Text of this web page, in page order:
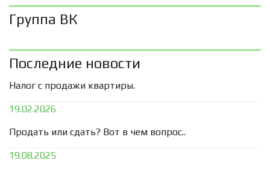
Группа ВК
Последние новости
Налог с продажи квартиры.
19.02.2026
Продать или сдать? Вот в чем вопрос..
19.08.2025